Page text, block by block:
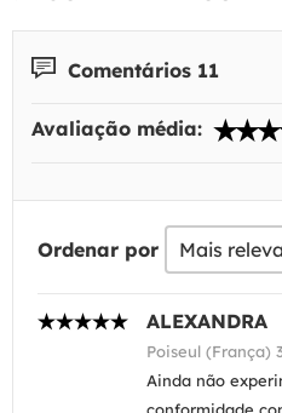
Comentários 11
Avaliação média:
Ordenar por
ALEXANDRA
Poiseul (França)
Ainda não